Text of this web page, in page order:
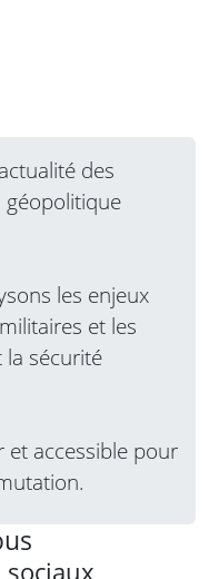
des
géopolitique
les enjeux
et les
sécurité
et accessible pour